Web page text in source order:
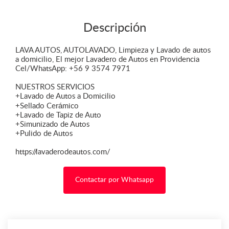
Descripción
LAVA AUTOS, AUTOLAVADO, Limpieza y Lavado de autos
a domicilio, El mejor Lavadero de Autos en Providencia
Cel/WhatsApp: +56 9 3574 7971
NUESTROS SERVICIOS
+Lavado de Autos a Domicilio
+Sellado Cerámico
+Lavado de Tapiz de Auto
+Simunizado de Autos
+Pulido de Autos
https://lavaderodeautos.com/
Contactar por Whatsapp